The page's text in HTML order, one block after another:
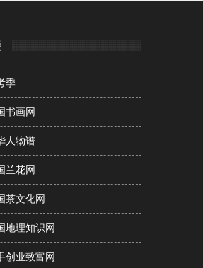
季
书画网
人物谱
兰花网
茶文化网
地理知识网
创业致富网